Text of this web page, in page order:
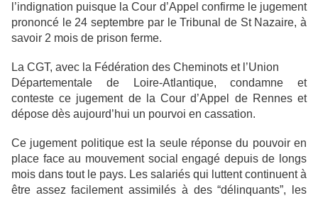
l’indignation puisque la Cour d’Appel confirme le jugement
prononcé le 24 septembre par le Tribunal de St Nazaire, à
savoir 2 mois de prison ferme.
La CGT, avec la Fédération des Cheminots et l’Union
Départementale de Loire-Atlantique, condamne et
conteste ce jugement de la Cour d’Appel de Rennes et
dépose dès aujourd’hui un pourvoi en cassation.
Ce jugement politique est la seule réponse du pouvoir en
place face au mouvement social engagé depuis de longs
mois dans tout le pays. Les salariés qui luttent continuent à
être assez facilement assimilés à des “délinquants”, les